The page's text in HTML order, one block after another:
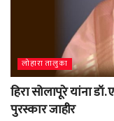
लोहारा तालुका
हिरा सोलापूरे यांना
पुरस्कार जाहीर